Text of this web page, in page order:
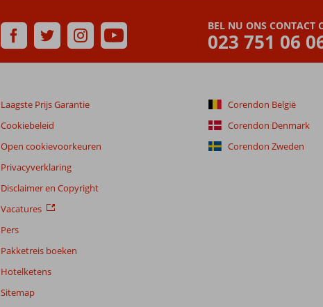
BEL NU ONS CONTACT
023 751 06
Laagste Prijs Garantie
Cookiebeleid
Open cookievoorkeuren
Privacyverklaring
Disclaimer en Copyright
Vacatures
Pers
Pakketreis boeken
Hotelketens
Sitemap
Corendon België
Corendon Denmark
Corendon Zweden